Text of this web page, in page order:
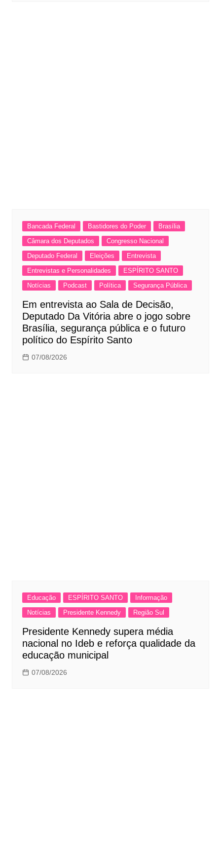
Bancada Federal Bastidores do Poder
Brasília
Câmara dos Deputados
Congresso Nacional
Deputado Federal
Eleições
Entrevista
Entrevistas e Personalidades
ESPÍRITO SANTO
Notícias
Podcast Política Segurança Pública
Em entrevista ao Sala de Decisão,
Deputado Da Vitória abre o jogo sobre
Brasília, segurança pública e o futuro
político do Espírito Santo
07/08/2026
Educação ESPÍRITO SANTO
Informação
Notícias
Presidente Kennedy Região Sul
Presidente Kennedy supera média
nacional no Ideb e reforça qualidade da
educação municipal
07/08/2026